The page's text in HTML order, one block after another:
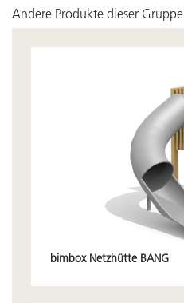
Andere Produkte dieser Gruppe
bimbox Netzhütte BANG